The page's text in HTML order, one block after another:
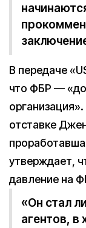
В передаче
что ФБР —
отставке
утверждает,
давление на
«Он стал
агентов, в